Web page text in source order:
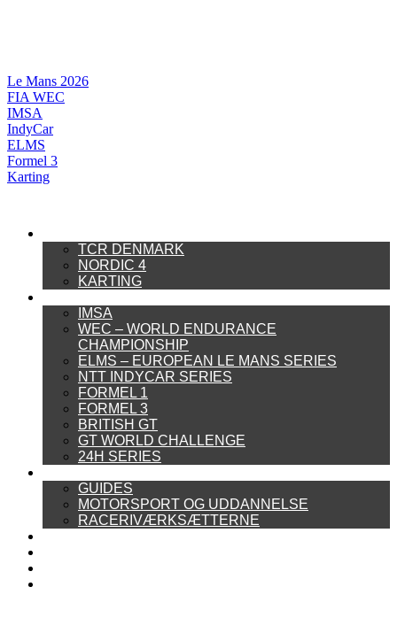
Le Mans 2026
FIA WEC
IMSA
IndyCar
ELMS
Formel 3
Karting
TCR DENMARK
NORDIC 4
KARTING
IMSA
WEC – WORLD ENDURANCE
CHAMPIONSHIP
ELMS – EUROPEAN LE MANS SERIES
NTT INDYCAR SERIES
FORMEL 1
FORMEL 3
BRITISH GT
GT WORLD CHALLENGE
24H SERIES
GUIDES
MOTORSPORT OG UDDANNELSE
RACERIVÆRKSÆTTERNE